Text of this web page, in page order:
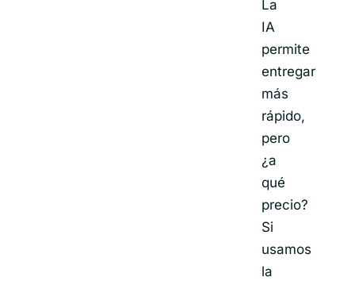
La
IA
permite
entregar
más
rápido,
pero
¿a
qué
precio?
Si
usamos
la